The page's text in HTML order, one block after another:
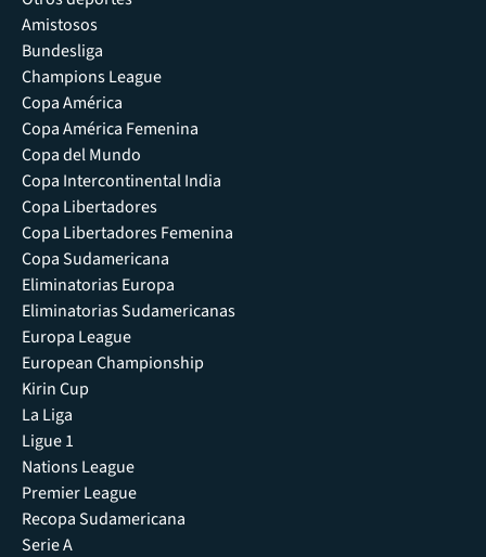
Amistosos
Bundesliga
Champions League
Copa América
Copa América Femenina
Copa del Mundo
Copa Intercontinental India
Copa Libertadores
Copa Libertadores Femenina
Copa Sudamericana
Eliminatorias Europa
Eliminatorias Sudamericanas
Europa League
European Championship
Kirin Cup
La Liga
Ligue 1
Nations League
Premier League
Recopa Sudamericana
Serie A